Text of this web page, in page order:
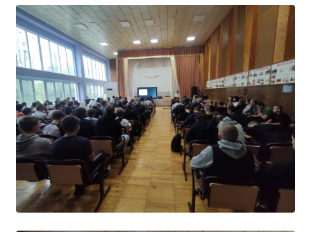
Региональная инновационная площадка
СВЕДЕНИЯ ОБ ОБРАЗОВАТЕЛЬНОЙ ОРГАНИЗАЦИИ
Основные сведения
Структура и органы управления образовательной
организацией
Документы
Образование
Образовательные стандарты и требования
Руководство
Педагогический состав